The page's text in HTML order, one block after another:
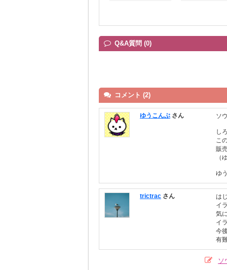
Q&A質問 (0)
コメント (2)
ゆうこんぶ さん ソ
し
こ
販
（
ゆ
trictrac さん
は
イ
気
イ
今
有
ソ